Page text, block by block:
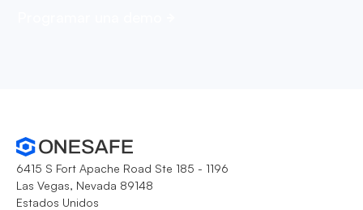
6415 S Fort Apache Road Ste 185 - 1196
Las Vegas, Nevada 89148
Estados Unidos